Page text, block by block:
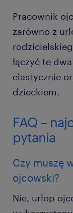
Pracownik
zarówno z
łączyć te
elastycznie
dzieckiem.
FAQ –
pytania
Czy muszę
ojcowski?
Nie, urlop